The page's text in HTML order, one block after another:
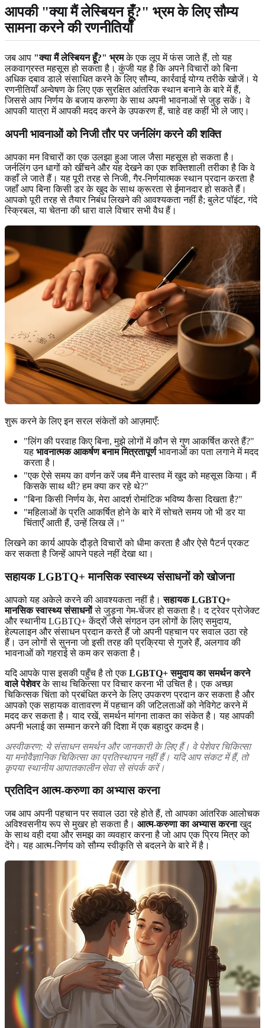
आपकी "क्या मैं लेस्बियन हूँ?" भ्रम के लिए सौम्य
सामना करने की रणनीतियाँ
जब आप "क्या मैं लेस्बियन हूँ?" भ्रमके एक लूप में फंस जाते हैं, तो यह
लकवाग्रस्त महसूस हो सकता है। कुंजी यह है कि अपने विचारों को बिना
अधिक दबाव डाले संसाधित करने के लिए सौम्य, कार्रवाई योग्य तरीके खोजें। ये
रणनीतियाँ अन्वेषण के लिए एक सुरक्षित आंतरिक स्थान बनाने के बारे में हैं,
जिससे आप निर्णय के बजाय करुणा के साथ अपनी भावनाओं से जुड़ सकें। वे
आपकी यात्रा में आपकी मदद करने के उपकरण हैं, चाहे वह कहीं भी ले जाए।
अपनी भावनाओं को निजी तौर पर जर्नलिंग करने की शक्ति
आपका मन विचारों का एक उलझा हुआ जाल जैसा महसूस हो सकता है।
जर्नलिंग उन धागों को खींचने और यह देखने का एक शक्तिशाली तरीका है कि वे
कहाँ ले जाते हैं। यह पूरी तरह से निजी, गैर-निर्णयात्मक स्थान प्रदान करता है
जहाँ आप बिना किसी डर के खुद के साथ क्रूरता से ईमानदार हो सकते हैं।
आपको पूरी तरह से तैयार निबंध लिखने की आवश्यकता नहीं है; बुलेट पॉइंट, गंदे
स्क्रिबल, या चेतना की धारा वाले विचार सभी वैध हैं।
शुरू करने के लिए इन सरल संकेतों को आज़माएँ:
"लिंग की परवाह किए बिना, मुझे लोगों में कौन से गुण आकर्षित करते हैं?"
यह भावनात्मक आकर्षण बनाम मित्रतापूर्णभावनाओं का पता लगाने में मदद
करता है।
"एक ऐसे समय का वर्णन करें जब मैंने वास्तव में खुद को महसूस किया। मैं
किसके साथ थी? हम क्या कर रहे थे?"
"बिना किसी निर्णय के, मेरा आदर्श रोमांटिक भविष्य कैसा दिखता है?"
"महिलाओं के प्रति आकर्षित होने के बारे में सोचते समय जो भी डर या
चिंताएँ आती हैं, उन्हें लिख लें।"
लिखने का कार्य आपके दौड़ते विचारों को धीमा करता है और ऐसे पैटर्न प्रकट
कर सकता है जिन्हें आपने पहले नहीं देखा था।
सहायक LGBTQ+ मानसिक स्वास्थ्य संसाधनों को खोजना
आपको यह अकेले करने की आवश्यकता नहीं है।सहायक LGBTQ+
मानसिक स्वास्थ्य संसाधनोंसे जुड़ना गेम-चेंजर हो सकता है। द ट्रेवर प्रोजेक्ट
और स्थानीय LGBTQ+ केंद्रों जैसे संगठन उन लोगों के लिए समुदाय,
हेल्पलाइन और संसाधन प्रदान करते हैं जो अपनी पहचान पर सवाल उठा रहे
हैं। उन लोगों से सुनना जो इसी तरह की प्रक्रिया से गुजरे हैं, अलगाव की
भावनाओं को गहराई से कम कर सकता है।
यदि आपके पास इसकी पहुँच है तो एकLGBTQ+ समुदाय का समर्थन करने
वाले पेशेवरके साथ चिकित्सा पर विचार करना भी उचित है। एक अच्छा
चिकित्सक चिंता को प्रबंधित करने के लिए उपकरण प्रदान कर सकता है और
आपको एक सहायक वातावरण में पहचान की जटिलताओं को नेविगेट करने में
मदद कर सकता है। याद रखें, समर्थन मांगना ताकत का संकेत है। यह आपकी
अपनी भलाई का सम्मान करने की दिशा में एक बहादुर कदम है।
अस्वीकरण: ये संसाधन समर्थन और जानकारी के लिए हैं। वे पेशेवर चिकित्सा
या मनोवैज्ञानिक चिकित्सा का प्रतिस्थापन नहीं हैं। यदि आप संकट में हैं, तो
कृपया स्थानीय आपातकालीन सेवा से संपर्क करें।
प्रतिदिन आत्म-करुणा का अभ्यास करना
जब आप अपनी पहचान पर सवाल उठा रहे होते हैं, तो आपका आंतरिक आलोचक
अविश्वसनीय रूप से मुखर हो सकता है। आत्म-करुणा का अभ्यास करनाखुद
के साथ वही दया और समझ का व्यवहार करना है जो आप एक प्रिय मित्र को
देंगे। यह आत्म-निर्णय को सौम्य स्वीकृति से बदलने के बारे में है।